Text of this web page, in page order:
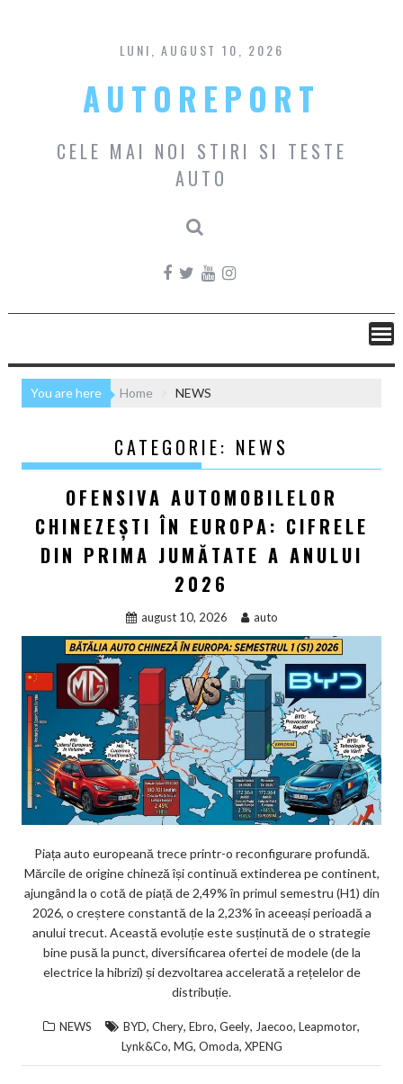
content
LUNI, AUGUST 10, 2026
AUTOREPORT
CELE MAI NOI STIRI SI TESTE
AUTO
You are here Home NEWS
CATEGORIE: NEWS
OFENSIVA AUTOMOBILELOR
CHINEZEȘTI ÎN EUROPA: CIFRELE
DIN PRIMA JUMĂTATE A ANULUI
2026
august 10, 2026 auto
Piața auto europeană trece printr-o reconfigurare profundă.
Mărcile de origine chineză își continuă extinderea pe continent,
ajungând la o cotă de piață de 2,49% în primul semestru (H1) din
2026, o creștere constantă de la 2,23% în aceeași perioadă a
anului trecut. Această evoluție este susținută de o strategie
bine pusă la punct, diversificarea ofertei de modele (de la
electrice la hibrizi) și dezvoltarea accelerată a rețelelor de
distribuție.
NEWS BYD, Chery, Ebro, Geely, Jaecoo, Leapmotor,
Lynk&Co, MG, Omoda, XPENG